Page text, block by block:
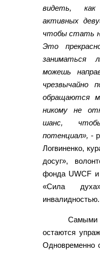
видеть, как
активных
чтобы стать
Это
заниматься
можешь
чрезвычайно
обращаются
никому не
шанс,
потенциал», -
Логвиненко,
досуг»,
фонда UWCF и
«Сила
инвалидностью.
Самыми
остаются
Одновременно